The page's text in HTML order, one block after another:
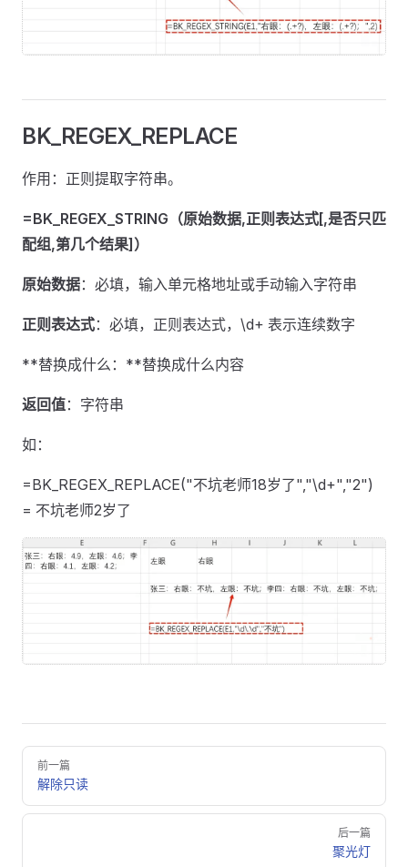
BK_REGEX_REPLACE
作用：正则提取字符串。
=BK_REGEX_STRING（原始数据,正则表达式[,是否只匹
配组,第几个结果]）
原始数据：必填，输入单元格地址或手动输入字符串
正则表达式：必填，正则表达式，\d+ 表示连续数字
**替换成什么：**替换成什么内容
返回值：字符串
如：
=BK_REGEX_REPLACE("不坑老师18岁了","\d+","2")
= 不坑老师2岁了
Pager
前一篇
解除只读
后一篇
聚光灯